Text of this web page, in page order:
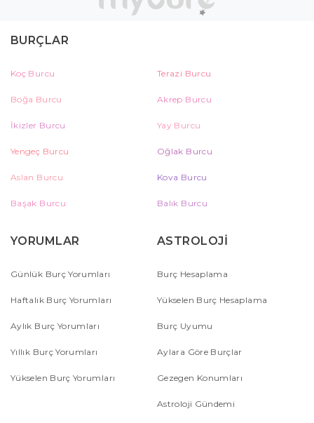
BURÇLAR
Koç Burcu Terazi Burcu
Boğa Burcu Akrep Burcu
İkizler Burcu Yay Burcu
Yengeç Burcu Oğlak Burcu
Aslan Burcu Kova Burcu
Başak Burcu Balık Burcu
YORUMLAR
Günlük Burç Yorumları
Haftalık Burç Yorumları
Aylık Burç Yorumları
Yıllık Burç Yorumları
Yükselen Burç Yorumları
ASTROLOJİ
Burç Hesaplama
Yükselen Burç Hesaplama
Burç Uyumu
Aylara Göre Burçlar
Gezegen Konumları
Astroloji Gündemi